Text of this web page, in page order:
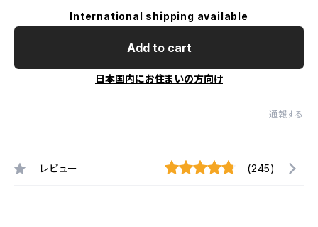
International shipping available
Add to cart
日本国内にお住まいの方向け
通報する
レビュー (245)